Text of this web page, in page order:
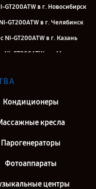
GT200ATW в г. Новосибирск
GT200ATW в г. Челябинск
NI-GT200ATW в г. Казань
GT200ATW в г. Москва
Кондиционеры
кресла
Парогенераторы
Фотоаппараты
центры